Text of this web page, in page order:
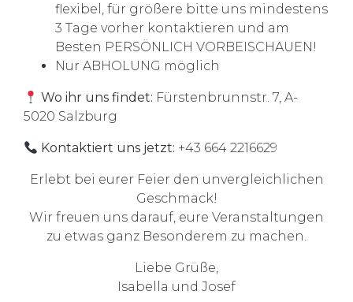
flexibel, für größere bitte uns mindestens
3 Tage vorher kontaktieren und am
Besten PERSÖNLICH VORBEISCHAUEN!
Nur ABHOLUNG möglich
Wo ihr uns findet: Fürstenbrunnstr. 7, A-
5020 Salzburg
Kontaktiert uns jetzt: +43 664 2216629
Erlebt bei eurer Feier den unvergleichlichen
Geschmack!
Wir freuen uns darauf, eure Veranstaltungen
zu etwas ganz Besonderem zu machen.
Liebe Grüße,
Isabella und Josef